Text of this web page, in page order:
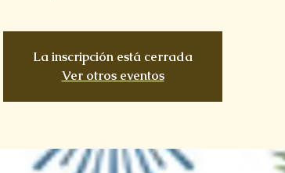
La inscripción está cerrada
Ver otros eventos